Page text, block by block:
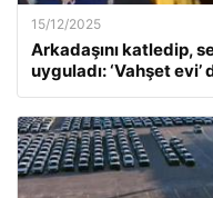
15/12/2025
Arkadaşını katledip,
uyguladı: ‘Vahşet